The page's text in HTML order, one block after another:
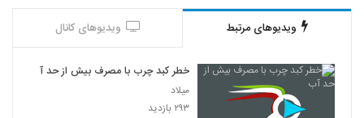
ویدیوهای مرتبط ویدیوهای کانال
خطر کبد چرب با مصرف بیش از حد آب
میلاد
۲۹۳ بازدید